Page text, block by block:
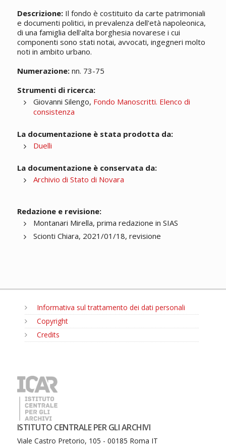
Descrizione:Il fondo è costituito da carte patrimoniali
e documenti politici, in prevalenza dell'età napoleonica,
di una famiglia dell'alta borghesia novarese i cui
componenti sono stati notai, avvocati, ingegneri molto
noti in ambito urbano.
Numerazione:nn. 73-75
Strumenti di ricerca:
Giovanni Silengo, Fondo Manoscritti. Elenco di
consistenza
La documentazione è stata prodotta da:
Duelli
La documentazione è conservata da:
Archivio di Stato di Novara
Redazione e revisione:
Montanari Mirella, prima redazione in SIAS
Scionti Chiara, 2021/01/18, revisione
Informativa sul trattamento dei dati personali
Copyright
Credits
ISTITUTO CENTRALE PER GLI ARCHIVI
Viale Castro Pretorio, 105 - 00185 Roma IT